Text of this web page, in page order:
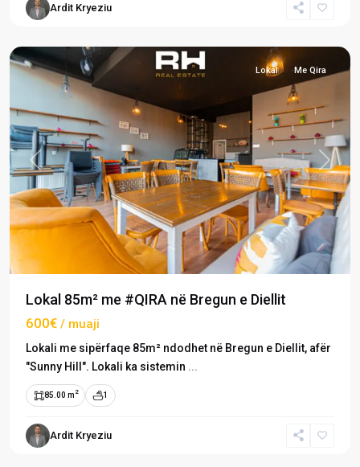
Ardit Kryeziu
Diellit,
Previous Next
Lokal Me Qira
Lokal 85m² me #QIRA në Bregun e Diellit
600€ / muaji
Lokali me sipërfaqe 85m² ndodhet në Bregun e Diellit, afër
"Sunny Hill". Lokali ka sistemin ...
85.00 m 2 1
Ardit Kryeziu
Bregu
Diellit,